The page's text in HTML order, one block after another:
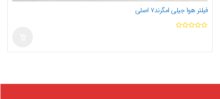
فیلتر هوا جیلی امگرند۷ اصلی